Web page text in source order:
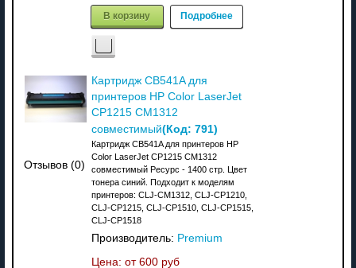
В корзину Подробнее
Отзывов (0)
Картридж CB541A для
принтеров HP Color LaserJet
CP1215 CM1312
совместимый(Код: 791)
Картридж CB541A для принтеров HP
Color LaserJet CP1215 CM1312
совместимый Ресурс - 1400 стр. Цвет
тонера синий. Подходит к моделям
принтеров: CLJ-CM1312, CLJ-CP1210,
CLJ-CP1215, CLJ-CP1510, CLJ-CP1515,
CLJ-CP1518
Производитель: Premium
Цена: от 600 руб